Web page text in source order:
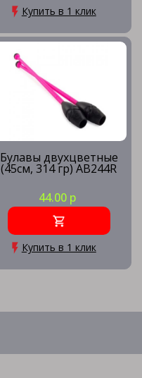
Купить в 1 клик
Булавы двухцветные
(45см, 314 гр) AB244R
44.00 р
Купить в 1 клик